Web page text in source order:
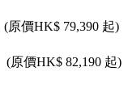
價HK$ 79,390 起)
價HK$ 82,190 起)